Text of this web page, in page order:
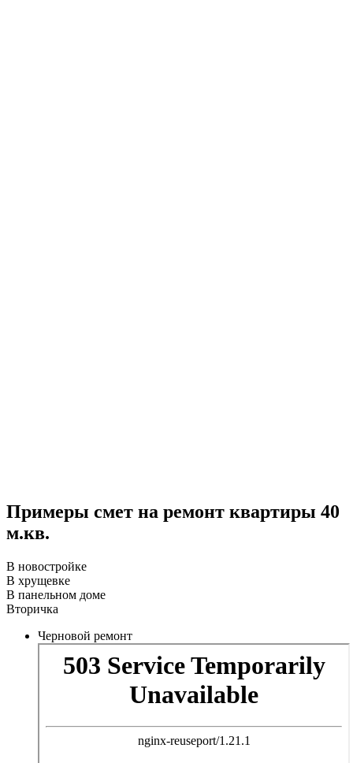
Примеры смет на ремонт квартиры 40
м.кв.
В новостройке
В хрущевке
В панельном доме
Вторичка
Черновой ремонт